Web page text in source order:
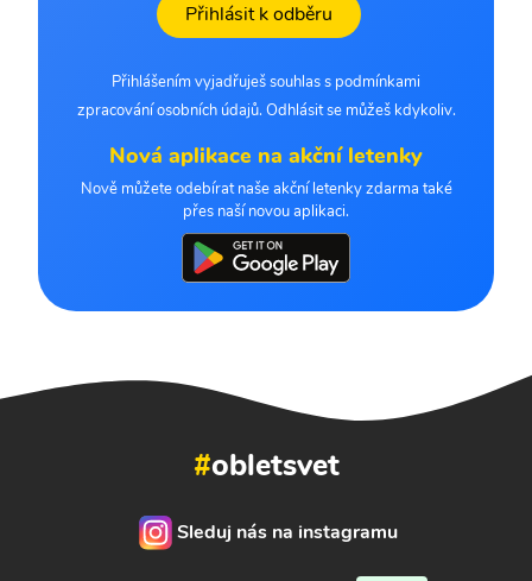
Přihlásit k odběru
Přihlášením vyjadřuješ souhlas s podmínkami
zpracování osobních údajů. Odhlásit se můžeš kdykoliv.
Nová aplikace na akční letenky
Nově můžete odebírat naše akční letenky zdarma také
přes naší novou aplikaci.
#obletsvet
Sleduj nás na instagramu